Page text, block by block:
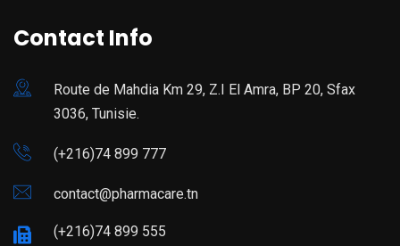
Contact Info
Route de Mahdia Km 29, Z.I El Amra, BP 20, Sfax
3036, Tunisie.
(+216)74 899 777
contact@pharmacare.tn
(+216)74 899 555